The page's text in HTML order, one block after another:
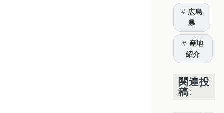
広島
県
産地
紹介
関連投
稿: